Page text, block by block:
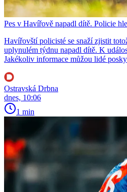
Pes v Havířově napadl dítě. Policie
Havířovští policisté se snaží zjistit
uplynulém týdnu napadl dítě. K
Jakékoliv informace můžou lidé
Ostravská Drbna
dnes, 10:06
1 min